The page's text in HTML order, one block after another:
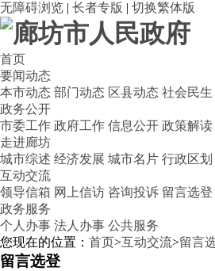
无障碍浏览 | 长者专版 | 切换繁体版
首页
要闻动态
本市动态 部门动态 区县动态 社会民生
政务公开
市委工作 政府工作 信息公开 政策解读
走进廊坊
城市综述 经济发展 城市名片 行政区划
互动交流
领导信箱 网上信访 咨询投诉 留言选登
政务服务
个人办事 法人办事 公共服务
您现在的位置： 首页>互动交流>留言
留言选登